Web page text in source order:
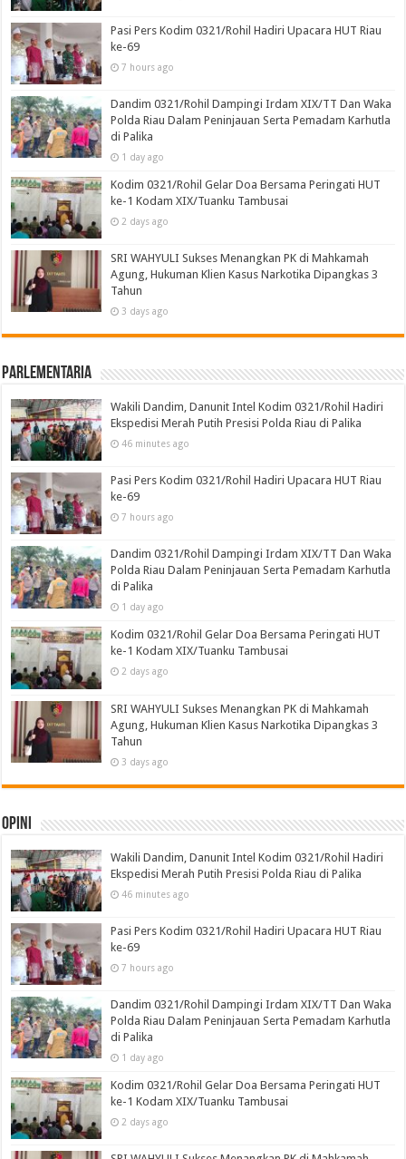
Pasi Pers Kodim 0321/Rohil Hadiri Upacara HUT Riau
ke-69
7 hours ago
Dandim 0321/Rohil Dampingi Irdam XIX/TT Dan Waka
Polda Riau Dalam Peninjauan Serta Pemadam Karhutla
di Palika
1 day ago
Kodim 0321/Rohil Gelar Doa Bersama Peringati HUT
ke-1 Kodam XIX/Tuanku Tambusai
2 days ago
SRI WAHYULI Sukses Menangkan PK di Mahkamah
Agung, Hukuman Klien Kasus Narkotika Dipangkas 3
Tahun
3 days ago
Parlementaria
Wakili Dandim, Danunit Intel Kodim 0321/Rohil Hadiri
Ekspedisi Merah Putih Presisi Polda Riau di Palika
46 minutes ago
Pasi Pers Kodim 0321/Rohil Hadiri Upacara HUT Riau
ke-69
7 hours ago
Dandim 0321/Rohil Dampingi Irdam XIX/TT Dan Waka
Polda Riau Dalam Peninjauan Serta Pemadam Karhutla
di Palika
1 day ago
Kodim 0321/Rohil Gelar Doa Bersama Peringati HUT
ke-1 Kodam XIX/Tuanku Tambusai
2 days ago
SRI WAHYULI Sukses Menangkan PK di Mahkamah
Agung, Hukuman Klien Kasus Narkotika Dipangkas 3
Tahun
3 days ago
Opini
Wakili Dandim, Danunit Intel Kodim 0321/Rohil Hadiri
Ekspedisi Merah Putih Presisi Polda Riau di Palika
46 minutes ago
Pasi Pers Kodim 0321/Rohil Hadiri Upacara HUT Riau
ke-69
7 hours ago
Dandim 0321/Rohil Dampingi Irdam XIX/TT Dan Waka
Polda Riau Dalam Peninjauan Serta Pemadam Karhutla
di Palika
1 day ago
Kodim 0321/Rohil Gelar Doa Bersama Peringati HUT
ke-1 Kodam XIX/Tuanku Tambusai
2 days ago